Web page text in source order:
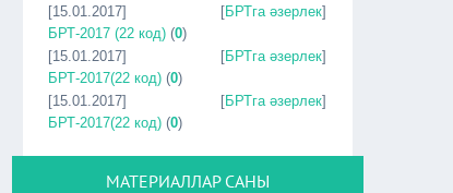
[15.01.2017]
[БРТга әзерлек]
БРТ-2017 (22 код) (0)
[15.01.2017]
[БРТга әзерлек]
БРТ-2017(22 код) (0)
[15.01.2017]
[БРТга әзерлек]
БРТ-2017(22 код) (0)
МАТЕРИАЛЛАР САНЫ